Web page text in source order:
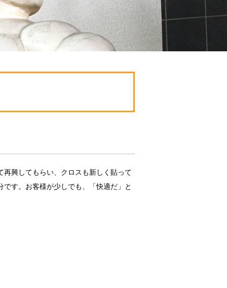
興してもらい、クロスも新しく貼って
す。お客様が少しでも、「快適だ」と